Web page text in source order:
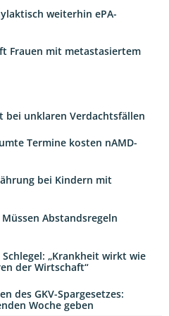
weiterhin ePA-
Frauen mit metastasiertem
bei unklaren Verdachtsfällen
Termine kosten nAMD-
bei Kindern mit
Abstandsregeln
„Krankheit wirkt wie
der Wirtschaft“
des GKV-Spargesetzes:
Woche geben